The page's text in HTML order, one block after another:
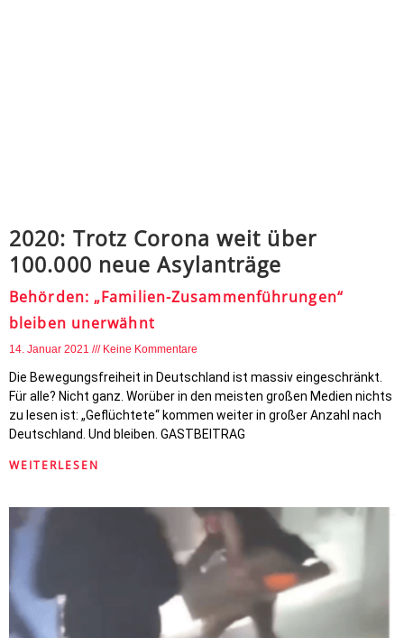
2020: Trotz Corona weit über
100.000 neue Asylanträge
Behörden: „Familien-Zusammenführungen“
bleiben unerwähnt
14. Januar 2021 Keine Kommentare
Die Bewegungsfreiheit in Deutschland ist massiv eingeschränkt.
Für alle? Nicht ganz. Worüber in den meisten großen Medien nichts
zu lesen ist: „Geflüchtete“ kommen weiter in großer Anzahl nach
Deutschland. Und bleiben. GASTBEITRAG
WEITERLESEN